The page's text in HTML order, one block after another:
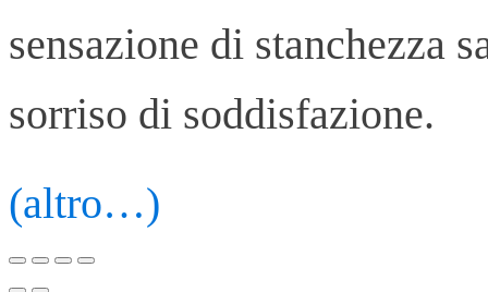
sensazione di stanchezza
sorriso di soddisfazione.
(altro…)